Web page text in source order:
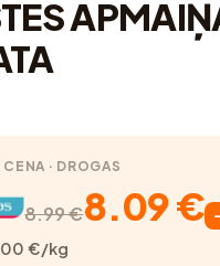
CENA · DROGAS
8.99 €8.09 €
€/kg